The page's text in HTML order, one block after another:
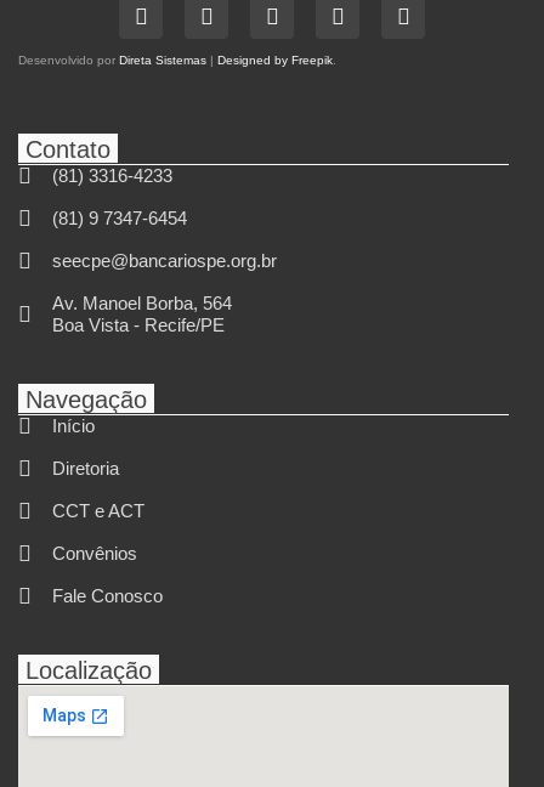
Desenvolvido por Direta Sistemas | Designed by Freepik
Contato
(81) 3316-4233
(81) 9 7347-6454
seecpe@bancariospe.org.br
Av. Manoel Borba, 564
Boa Vista - Recife/PE
Navegação
Início
Diretoria
CCT e ACT
Convênios
Fale Conosco
Localização